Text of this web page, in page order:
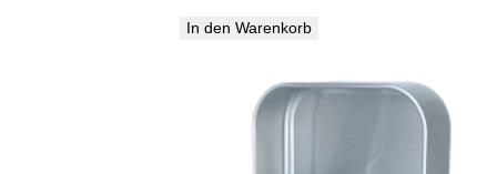
In den Warenkorb